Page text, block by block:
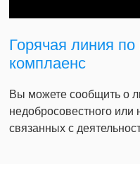
Горячая линия
комплаенс
Вы можете сообщить о
недобросовестного или
связанных с